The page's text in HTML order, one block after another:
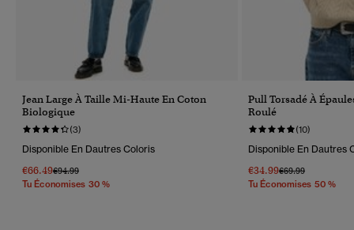
Jean Large À Taille Mi-Haute En Coton
Biologique
(3)
Disponible En Dautres Coloris
€66.49Prix Réduit De
€94.99À
Tu Économises 30 %
Pull Torsadé À
Roulé
(10)
Disponible En Dautres
€34.99Prix Réduit De
€69.99À
Tu Économises 50 %